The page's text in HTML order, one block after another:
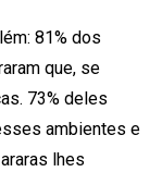
81% dos
que, se
73% deles
ambientes e
lhes